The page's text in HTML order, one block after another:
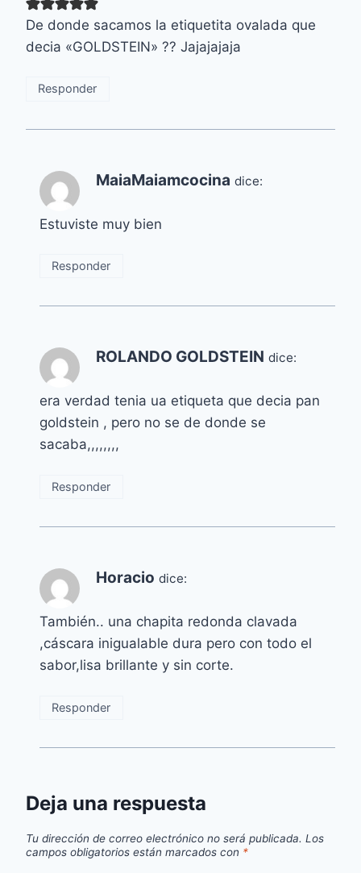
De donde sacamos la etiquetita ovalada que
decia «GOLDSTEIN» ?? Jajajajaja
Responder
MaiaMaiamcocina dice:
Estuviste muy bien
Responder
ROLANDO GOLDSTEIN dice:
era verdad tenia ua etiqueta que decia pan
goldstein , pero no se de donde se
sacaba,,,,,,,,
Responder
Horacio dice:
También.. una chapita redonda clavada
,cáscara inigualable dura pero con todo el
sabor,lisa brillante y sin corte.
Responder
Deja una respuesta
Tu dirección de correo electrónico no será publicada. Los
campos obligatorios están marcados con *